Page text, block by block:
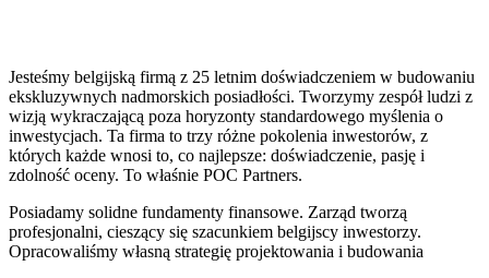
Jesteśmy belgijską firmą z 25 letnim doświadczeniem w budowaniu
ekskluzywnych nadmorskich posiadłości. Tworzymy zespół ludzi z
wizją wykraczającą poza horyzonty standardowego myślenia o
inwestycjach. Ta firma to trzy różne pokolenia inwestorów, z
których każde wnosi to, co najlepsze: doświadczenie, pasję i
zdolność oceny. To właśnie POC Partners.
Posiadamy solidne fundamenty finansowe. Zarząd tworzą
profesjonalni, cieszący się szacunkiem belgijscy inwestorzy.
Opracowaliśmy własną strategię projektowania i budowania